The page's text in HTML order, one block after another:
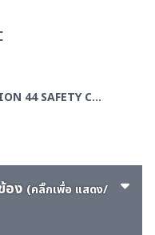
CUTTER - มีดคัทเตอร์นิรภัย กรรไกรนิรภัย และอุปกรณ์ตัดทั่วไป
อง (คลิ๊กเพื่อ แสดง/